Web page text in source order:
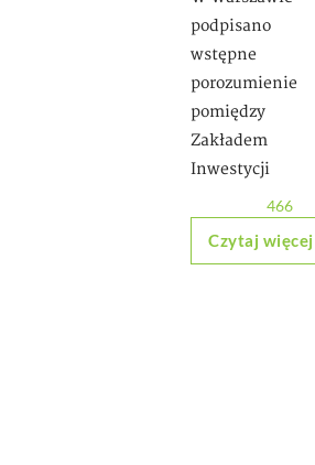
podpisano
wstępne
porozumienie
pomiędzy
Zakładem
Inwestycji
466
Czytaj więcej